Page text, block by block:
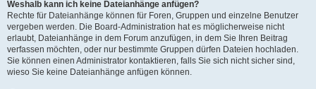
Weshalb kann ich keine Dateianhänge anfügen?
Rechte für Dateianhänge können für Foren, Gruppen und einzelne Benutzer
vergeben werden. Die Board-Administration hat es möglicherweise nicht
erlaubt, Dateianhänge in dem Forum anzufügen, in dem Sie Ihren Beitrag
verfassen möchten, oder nur bestimmte Gruppen dürfen Dateien hochladen.
Sie können einen Administrator kontaktieren, falls Sie sich nicht sicher sind,
wieso Sie keine Dateianhänge anfügen können.